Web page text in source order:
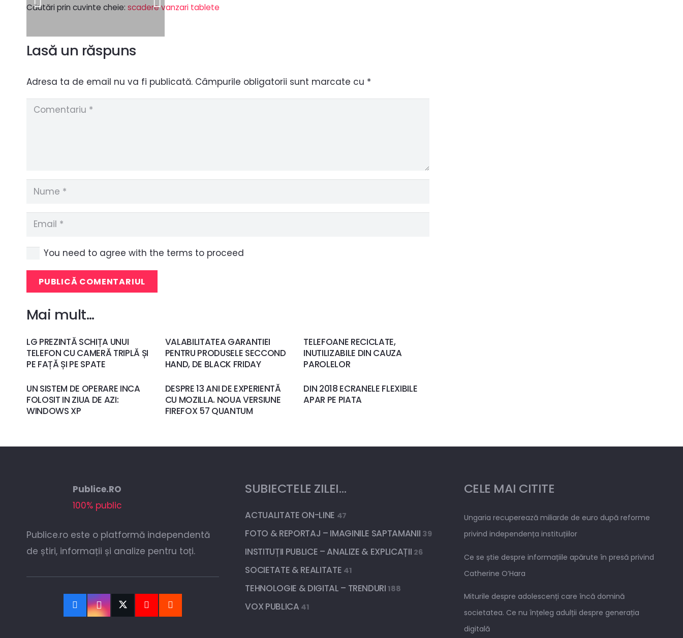
Căutări prin cuvinte cheie: scadere vanzari tablete
Lasă un răspuns
Adresa ta de email nu va fi publicată. Câmpurile obligatorii sunt marcate cu *
You need to agree with the terms to proceed
PUBLICĂ COMENTARIUL
Mai mult…
LG PREZINTĂ SCHIȚA UNUI
TELEFON CU CAMERĂ TRIPLĂ ȘI
PE FAȚĂ ȘI PE SPATE
VALABILITATEA GARANTIEI
PENTRU PRODUSELE SECCOND
HAND, DE BLACK FRIDAY
TELEFOANE RECICLATE,
INUTILIZABILE DIN CAUZA
PAROLELOR
UN SISTEM DE OPERARE INCA
FOLOSIT IN ZIUA DE AZI:
WINDOWS XP
DESPRE 13 ANI DE EXPERIENTĂ
CU MOZILLA. NOUA VERSIUNE
FIREFOX 57 QUANTUM
DIN 2018 ECRANELE FLEXIBILE
APAR PE PIATA
Publice.RO
100% public
Publice.ro este o platformă independentă
de știri, informații și analize pentru toți.
SUBIECTELE ZILEI…
ACTUALITATE ON-LINE 47
FOTO & REPORTAJ – IMAGINILE SAPTAMANII 39
INSTITUȚII PUBLICE – ANALIZE & EXPLICAȚII 26
SOCIETATE & REALITATE 41
TEHNOLOGIE & DIGITAL – TRENDURI188
VOX PUBLICA 41
CELE MAI CITITE
Ungaria recuperează miliarde de euro după reforme
privind independența instituțiilor
Ce se știe despre informațiile apărute în presă privind
Catherine O’Hara
Miturile despre adolescenți care încă domină
societatea. Ce nu înțeleg adulții despre generația
digitală